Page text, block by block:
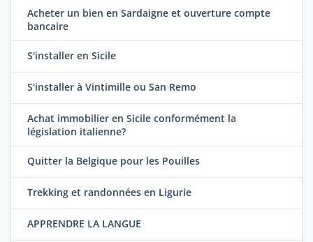
Acheter un bien en Sardaigne et ouverture compte
bancaire
S'installer en Sicile
S'installer à Vintimille ou San Remo
Achat immobilier en Sicile conformément la
législation italienne?
Quitter la Belgique pour les Pouilles
Trekking et randonnées en Ligurie
APPRENDRE LA LANGUE